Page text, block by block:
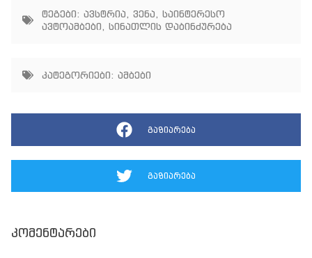
ტეგები: ავსტრია, ვენა, საინტერესო
ავტოამბები, სინათლის დაბინძურება
კატეგორიები: ამბები
გაზიარება
გაზიარება
კომენტარები